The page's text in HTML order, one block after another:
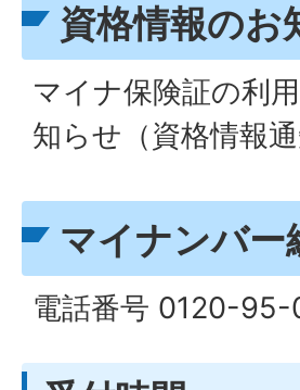
資格情報のお
マイナ保険証の利
知らせ（資格情報
マイナンバー
電話番号 0120-95-